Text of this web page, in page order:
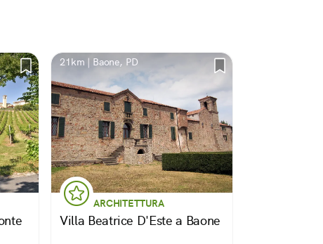
21km | Baone, PD
ARCHITETTURA
Villa Beatrice D'Este a Baone